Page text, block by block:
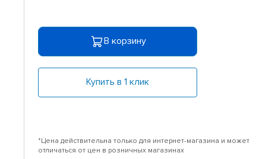
В корзину
Купить в 1 клик
*Цена действительна только для интернет-магазина и может
отличаться от цен в розничных магазинах